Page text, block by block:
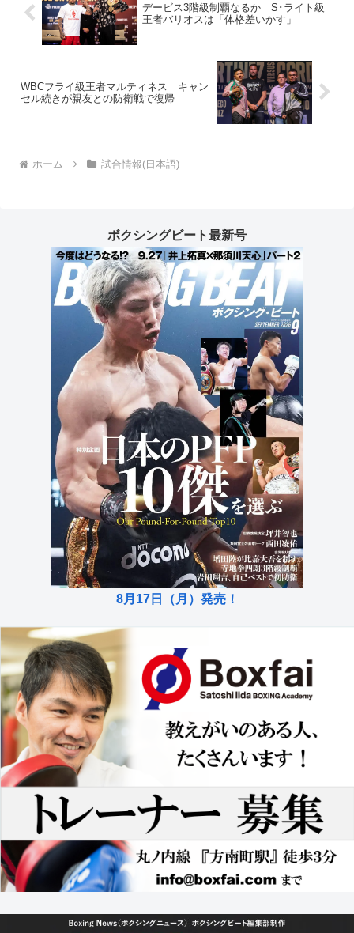
デービス3階級制覇なるか S･ライト級
王者バリオスは「体格差いかす」
WBCフライ級王者マルティネス キャン
セル続きが親友との防衛戦で復帰
ホーム 試合情報(日本語)
ボクシングビート最新号
8月17日（月）発売！